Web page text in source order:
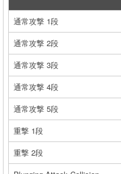
通常攻撃 1段
通常攻撃 2段
通常攻撃 3段
通常攻撃 4段
通常攻撃 5段
重撃 1段
重撃 2段